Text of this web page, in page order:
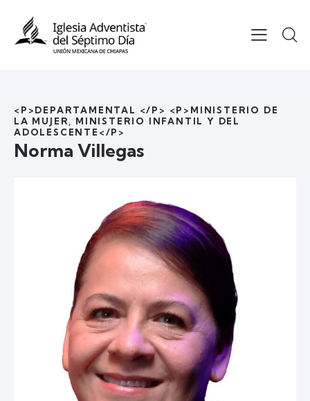
<P>DEPARTAMENTAL </P> <P>MINISTERIO DE
LA MUJER, MINISTERIO INFANTIL Y DEL
ADOLESCENTE</P>
Norma Villegas